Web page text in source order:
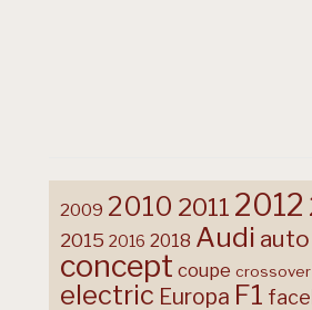
2009 2010 2011 2012
2015 2016 2018 Audi auto
concept coupe crossover
electric Europa F1